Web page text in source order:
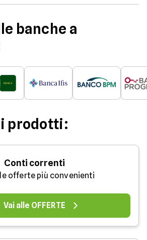
banche a
prodotti:
Conti correnti
offerte più convenienti
Vai alle OFFERTE